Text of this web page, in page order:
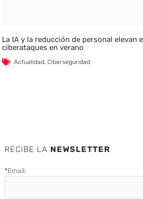
La IA y la reducción de personal elevan
ciberataques en verano
Actualidad,Ciberseguridad
RECIBE LA NEWSLETTER
*Email: